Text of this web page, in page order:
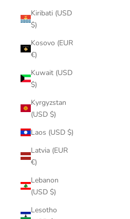
Kiribati (USD
$)
Kosovo (EUR
€)
Kuwait (USD
$)
Kyrgyzstan
(USD $)
Laos (USD $)
Latvia (EUR
€)
Lebanon
(USD $)
Lesotho